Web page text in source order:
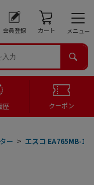
会員登録 カート メニュー
歴 クーポン
ー > エスコ EA765MB-1